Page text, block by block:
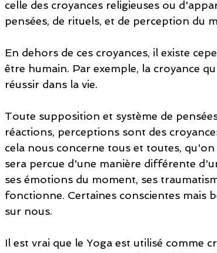
celle des croyances religieuses ou
pensées, de rituels, et de perception du
En dehors de ces croyances, il existe
être humain. Par exemple, la croyance
réussir dans la vie.
Toute supposition et système de
réactions, perceptions sont des
cela nous concerne tous et toutes,
sera percue d'une manière différente
ses émotions du moment, ses
fonctionne. Certaines conscientes mais
sur nous.
Il est vrai que le Yoga est utilisé comme